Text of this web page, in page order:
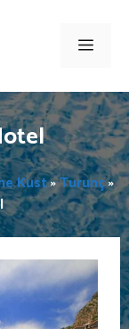
Menu
Kust»Turunç»